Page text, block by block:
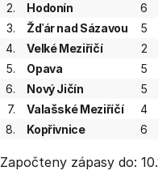
2.
Hodonín 6
3.
Žďár nad Sázavou 5
4.
Velké Meziříčí 2
5.
Opava 5
6.
Nový Jičín 5
7.
Valašské Meziříčí 4
8.
Kopřivnice 6
Započteny zápasy do: